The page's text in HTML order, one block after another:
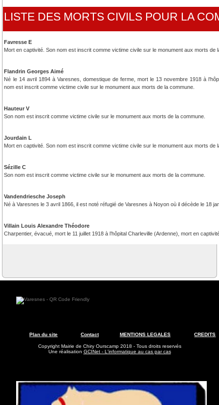
LISTE DES MORTS CIVILS POUR LA
Favresse E
Mort en captivité. Son nom est inscrit comme victime civile sur le monument aux morts de
Flandrin Georges Aimé
Né le 14 avril 1894 à Varesnes, domestique de ferme, mort le 13 novembre 1918 à
nom est inscrit comme victime civile sur le monument aux morts de la commune.
Hauteur V
Son nom est inscrit comme victime civile sur le monument aux morts de la commune.
Jourdain L
Mort en captivité. Son nom est inscrit comme victime civile sur le monument aux morts de
Sézille C
Son nom est inscrit comme victime civile sur le monument aux morts de la commune.
Vandendriesche Joseph
Né à Varesnes le 3 avril 1866, il est noté réfugié de Varesnes à Noyon où il décède le 18
Villain Louis Alexandre Théodore
Charpentier, évacué, mort le 11 juillet 1918 à l’hôpital Charleville (Ardenne), mort en
Plan du site Contact MENTIONS LEGALES CREDITS
Copyright Mairie de Chiry Ourscamp 2018 - Tous droits reservés
Une réalisation GCINet - L'informatique au cas par cas